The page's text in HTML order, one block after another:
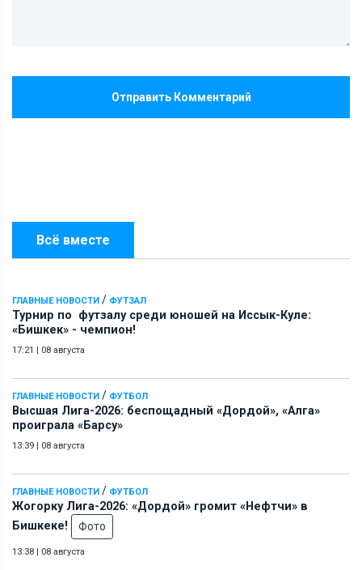
Всё вместе
ГЛАВНЫЕ НОВОСТИ / ФУТЗАЛ
Турнир по футзалу среди юношей на Иссык-Куле:
«Бишкек» - чемпион!
17:21 08 августа
ГЛАВНЫЕ НОВОСТИ / ФУТБОЛ
Высшая Лига-2026: беспощадный «Дордой», «Алга»
проиграла «Барсу»
13:39 08 августа
ГЛАВНЫЕ НОВОСТИ / ФУТБОЛ
Жогорку Лига-2026: «Дордой» громит «Нефтчи» в
Бишкеке!
Фото
13:38 08 августа
Отправить Комментарий